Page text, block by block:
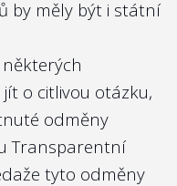
by měly být i státní
o citlivou otázku,
odměny
Transparentní
tyto odměny